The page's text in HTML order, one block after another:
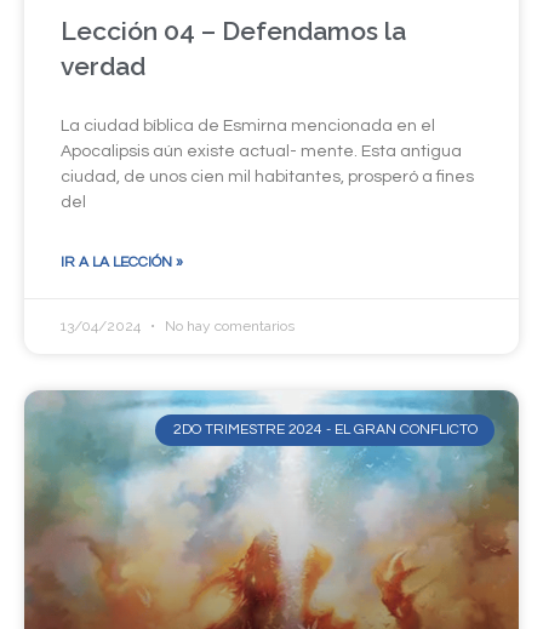
Lección 04 – Defendamos la
verdad
La ciudad bíblica de Esmirna mencionada en el
Apocalipsis aún existe actual- mente. Esta antigua
ciudad, de unos cien mil habitantes, prosperó a fines
del
IR A LA LECCIÓN »
13/04/2024 No hay comentarios
2DO TRIMESTRE 2024 - EL GRAN CONFLICTO